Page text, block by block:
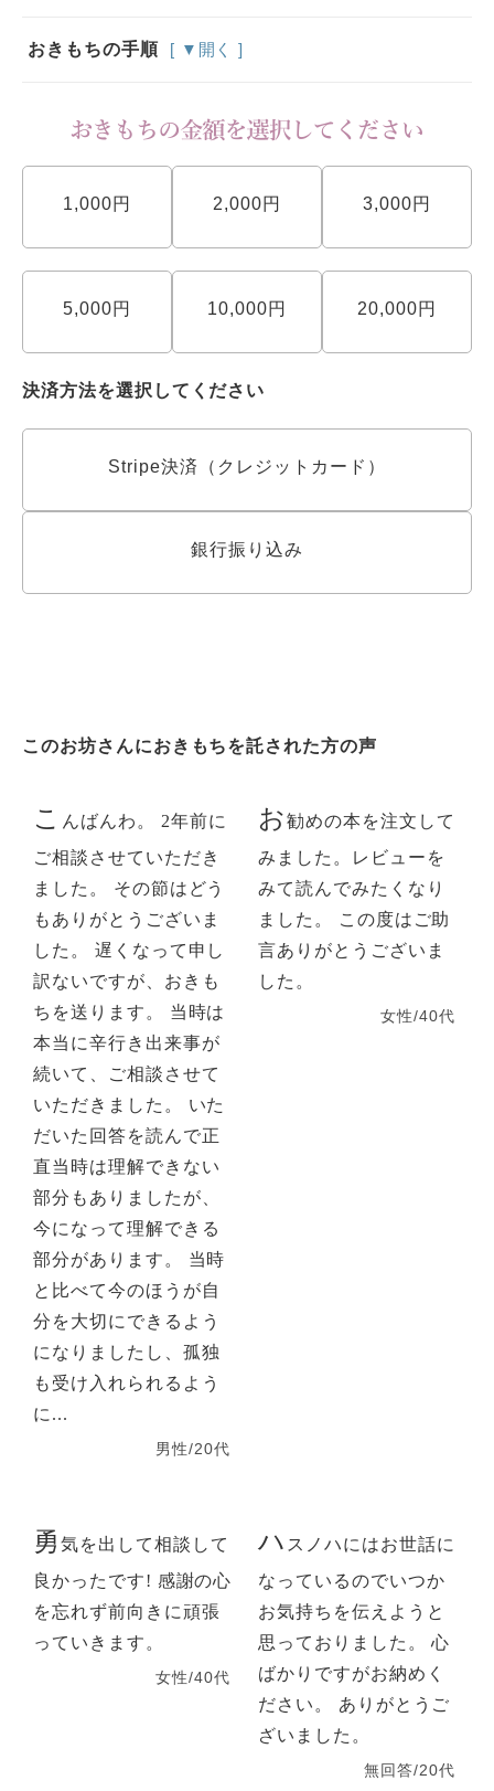
おきもちの手順 [ ▼開く ]
1,000円 2,000円 3,000円
5,000円 10,000円 20,000円
決済方法を選択してください
Stripe決済（クレジットカード）
銀行振り込み
このお坊さんにおきもちを託された方の声
こ
んばんわ。 2年前に
ご相談させていただき
ました。 その節はどう
もありがとうございま
した。 遅くなって申し
訳ないですが、おきも
ちを送ります。 当時は
本当に辛行き出来事が
続いて、ご相談させて
いただきました。 いた
だいた回答を読んで正
直当時は理解できない
部分もありましたが、
今になって理解できる
部分があります。 当時
と比べて今のほうが自
分を大切にできるよう
になりましたし、孤独
も受け入れられるよう
に...
男性/20代
お勧めの本を注文して
みました。レビューを
みて読んでみたくなり
ました。 この度はご助
言ありがとうございま
した。
女性/40代
勇 気を出して相談して
良かったです! 感謝の心
を忘れず前向きに頑張
っていきます。
女性/40代
ハ スノハにはお世話に
なっているのでいつか
お気持ちを伝えようと
思っておりました。 心
ばかりですがお納めく
ださい。 ありがとうご
ざいました。
無回答/20代